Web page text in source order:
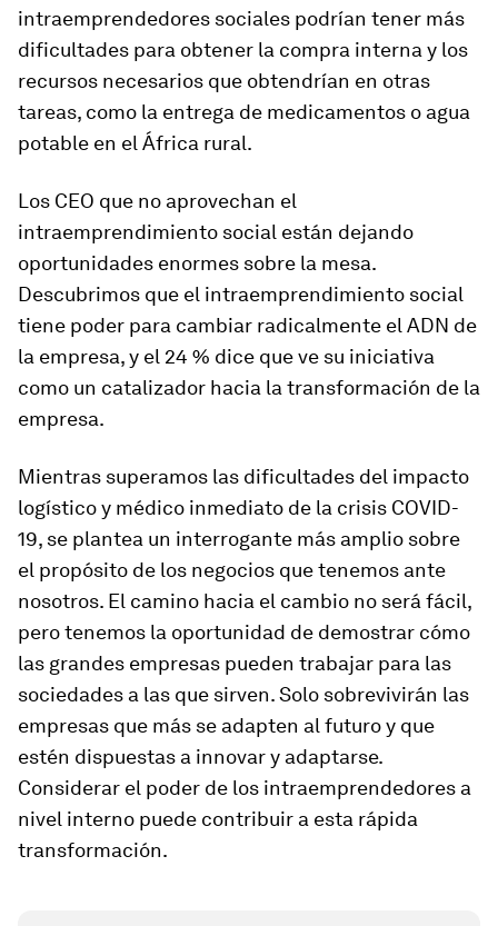
intraemprendedores sociales podrían tener más
dificultades para obtener la compra interna y los
recursos necesarios que obtendrían en otras
tareas, como la entrega de medicamentos o agua
potable en el África rural.
Los CEO que no aprovechan el
intraemprendimiento social están dejando
oportunidades enormes sobre la mesa.
Descubrimos que el intraemprendimiento social
tiene poder para cambiar radicalmente el ADN de
la empresa, y el 24 % dice que ve su iniciativa
como un catalizador hacia la transformación de la
empresa.
Mientras superamos las dificultades del impacto
logístico y médico inmediato de la crisis COVID-
19, se plantea un interrogante más amplio sobre
el propósito de los negocios que tenemos ante
nosotros. El camino hacia el cambio no será fácil,
pero tenemos la oportunidad de demostrar cómo
las grandes empresas pueden trabajar para las
sociedades a las que sirven. Solo sobrevivirán las
empresas que más se adapten al futuro y que
estén dispuestas a innovar y adaptarse.
Considerar el poder de los intraemprendedores a
nivel interno puede contribuir a esta rápida
transformación.